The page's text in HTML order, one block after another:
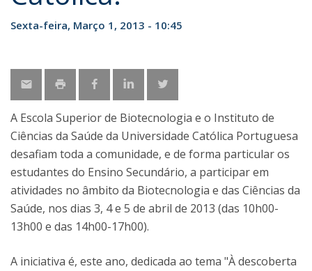
Sexta-feira, Março 1, 2013 - 10:45
A Escola Superior de Biotecnologia e o Instituto de
Ciências da Saúde da Universidade Católica Portuguesa
desafiam toda a comunidade, e de forma particular os
estudantes do Ensino Secundário, a participar em
atividades no âmbito da Biotecnologia e das Ciências da
Saúde, nos dias 3, 4 e 5 de abril de 2013 (das 10h00-
13h00 e das 14h00-17h00).
A iniciativa é, este ano, dedicada ao tema "À descoberta